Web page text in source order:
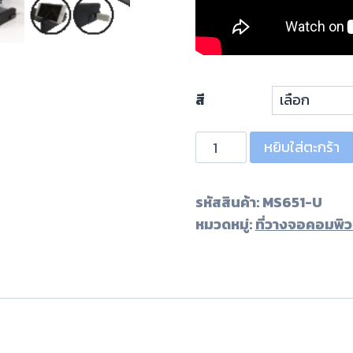
สี
หยิบใส่ตะกร้า
รหัสสินค้า:MS651-U
หมวดหมู่:ที่วางจอคอมพิ